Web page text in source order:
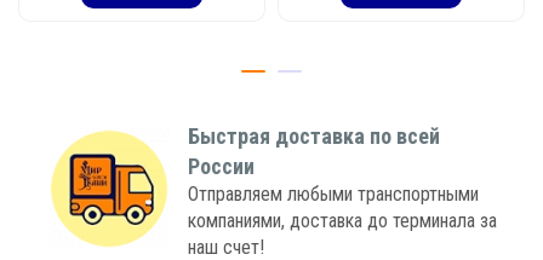
Быстрая доставка по всей
России
Отправляем любыми транспортными
компаниями, доставка до терминала за
наш счет!